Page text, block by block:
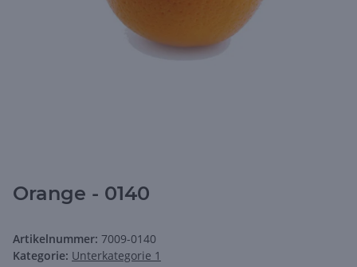
Orange - 0140
Artikelnummer: 7009-0140
Kategorie: Unterkategorie 1